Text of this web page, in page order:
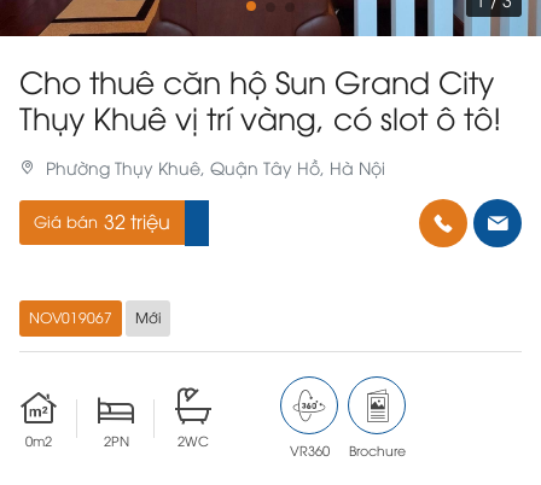
NOV019067 Mới
Cho thuê căn hộ Sun Grand City
Thụy Khuê vị trí vàng, có slot ô tô!
Phường Thụy Khuê, Quận Tây Hồ, Hà Nội
Giá bán 32 triệu
0m2 2PN 2WC
VR360 Brochure